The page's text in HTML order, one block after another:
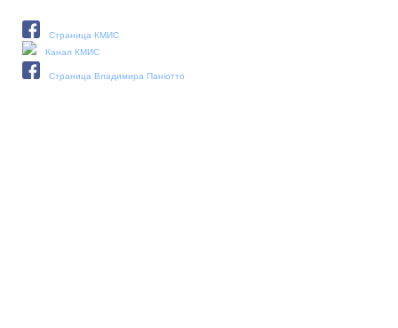
Страница КМИС
Канал КМИС
Страница Владимира Паніотто